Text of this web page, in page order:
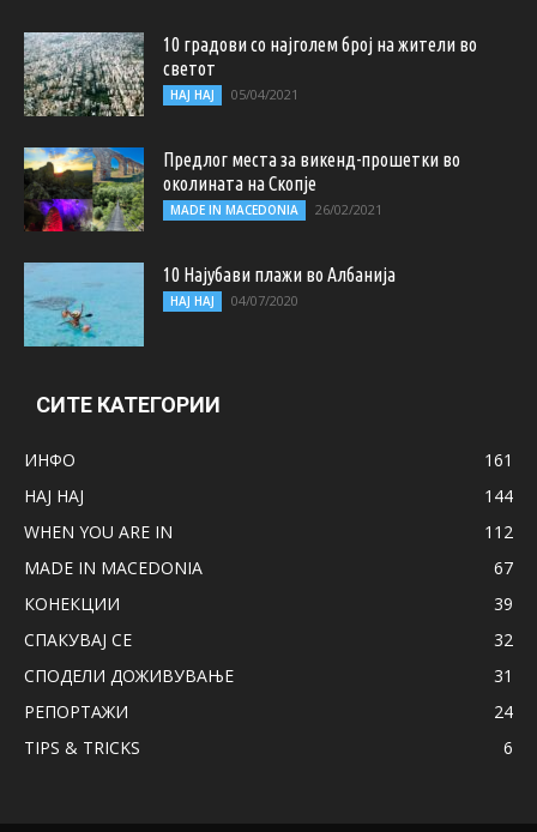
10 градови со најголем број на жители во
светот
НАЈ НАЈ 05/04/2021
Предлог места за викенд-прошетки во
околината на Скопје
MADE IN MACEDONIA 26/02/2021
10 Најубави плажи во Албанија
НАЈ НАЈ 04/07/2020
СИТЕ КАТЕГОРИИ
ИНФО
161
НАЈ НАЈ
144
WHEN YOU ARE IN
112
MADE IN MACEDONIA
67
КОНЕКЦИИ
39
СПАКУВАЈ СЕ
32
СПОДЕЛИ ДОЖИВУВАЊЕ
31
РЕПОРТАЖИ
24
TIPS & TRICKS
6